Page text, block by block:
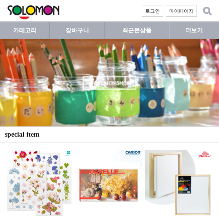
마이페이지
로그인
카테고리 장바구니 최근본상품 더보기
special item